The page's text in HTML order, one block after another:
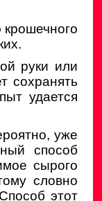
руки или
сохранять
удается
уже
способ
сырого
словно
этот